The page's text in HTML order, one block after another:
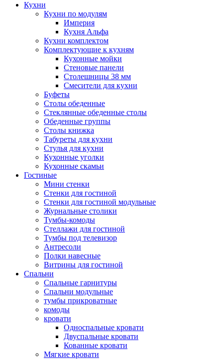
Кухни
Кухни по модулям
Империя
Кухня Альфа
Кухни комплектом
Комплектующие к кухням
Кухонные мойки
Стеновые панели
Столешницы 38 мм
Смесители для кухни
Буфеты
Столы обеденные
Стеклянные обеденные столы
Обеденные группы
Столы книжка
Табуреты для кухни
Стулья для кухни
Кухонные уголки
Кухонные скамьи
Гостиные
Мини стенки
Стенки для гостиной
Стенки для гостиной модульные
Журнальные столики
Тумбы-комоды
Стеллажи для гостиной
Тумбы под телевизор
Антресоли
Полки навесные
Витрины для гостиной
Спальни
Спальные гарнитуры
Спальни модульные
тумбы прикроватные
комоды
кровати
Односпальные кровати
Двуспальные кровати
Кованные кровати
Мягкие кровати